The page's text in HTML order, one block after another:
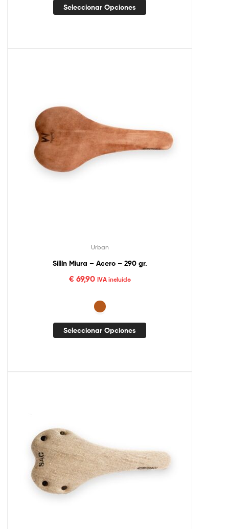
Seleccionar Opciones
Urban
Sillín Miura – Acero – 290 gr.
€69,90 IVA incluído
Seleccionar Opciones